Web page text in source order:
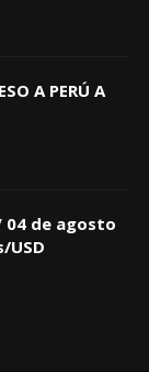
A PERÚ A
04 de agosto
USD